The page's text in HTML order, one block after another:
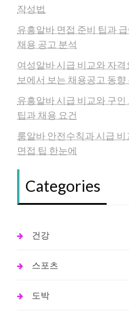
작성법
유흥알바 면접 준비 팁과
채용 공고 분석
여성알바 시급 비교와 자
보에서 보는 채용공고 동향
유흥알바 시급 비교와 구
팁과 채용 요건
룸알바 안전수칙과 시급
면접 팁 한눈에
Categories
건강
스포츠
도박